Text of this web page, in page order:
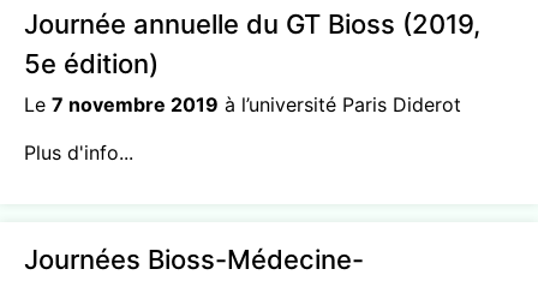
Journée annuelle du GT Bioss (2019,
5e édition)
Le 7 novembre 2019 à l’université Paris Diderot
Plus d'info...
Journées Bioss-Médecine-